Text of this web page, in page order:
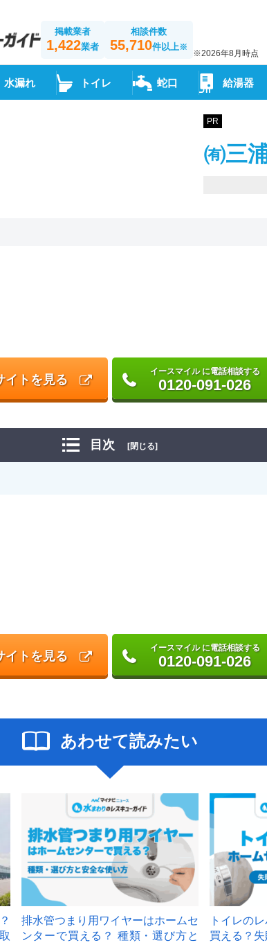
掲載業者
1,422業者
相談件数
55,710件以上※
※2026年8月時点
水漏れ トイレ 蛇口 給湯器
PR
㈲三
イトを見る
イースマイル に電話相談する
0120-091-026
目次 [閉じる]
イトを見る
イースマイル に電話相談する
0120-091-026
あわせて読みたい
排水管つまり用ワイヤーはホームセ
ンターで買える？ 種類・選び方と
トイレの
買える？